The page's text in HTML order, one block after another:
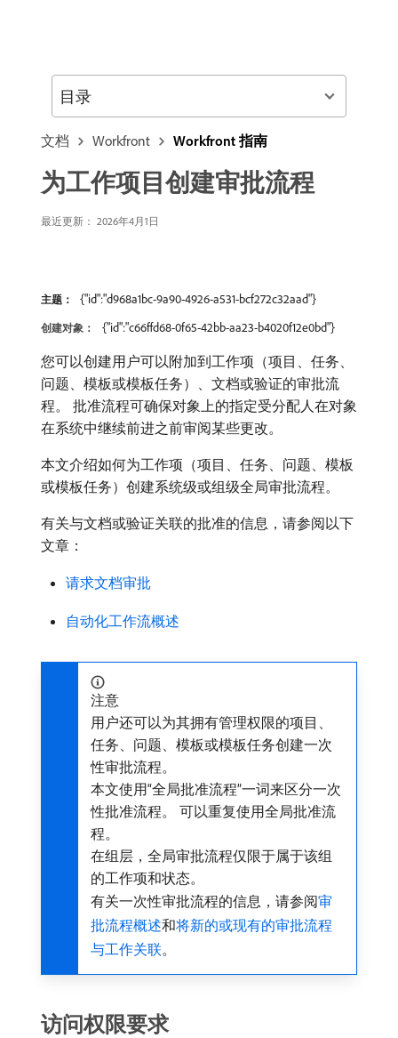
文档 Workfront Workfront 指南
为工作项目创建审批流程
最近更新： 2026年4月1日
主题： {"id":"d968a1bc-9a90-4926-a531-bcf272c32aad"}
创建对象： {"id":"c66ffd68-0f65-42bb-aa23-b4020f12e0bd"}
您可以创建用户可以附加到工作项（项目、任务、
问题、模板或模板任务）、文档或验证的审批流
程。 批准流程可确保对象上的指定受分配人在对象
在系统中继续前进之前审阅某些更改。
本文介绍如何为工作项（项目、任务、问题、模板
或模板任务）创建系统级或组级全局审批流程。
有关与文档或验证关联的批准的信息，请参阅以下
文章：
请求文档审批
自动化工作流概述
注意
用户还可以为其拥有管理权限的项目、
任务、问题、模板或模板任务创建一次
性审批流程。
本文使用“全局批准流程”一词来区分一次
性批准流程。 可以重复使用全局批准流
程。
在组层，全局审批流程仅限于属于该组
的工作项和状态。
有关一次性审批流程的信息，请参阅审
批流程概述和将新的或现有的审批流程
与工作关联。
访问权限要求
目录